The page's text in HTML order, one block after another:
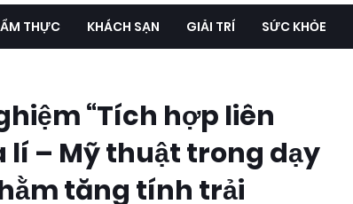
ẨM THỰC KHÁCH SẠN GIẢI TRÍ SỨC KHỎE
“Tích hợp liên
lí – Mỹ thuật trong dạy
tăng tính trải